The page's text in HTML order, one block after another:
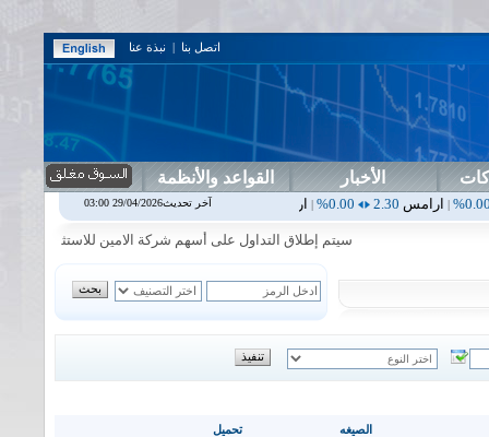
اتصل بنا | نبذة عنا
الأخبار القواعد والأنظمة
2.30
0.00%
|اربيل0.00
0.00%
0.00
0.00%
|اسفنج
سيتم إطلاق التداول على أسهم شركة الامين للاستثمار المالي في
تحميل الصيغه